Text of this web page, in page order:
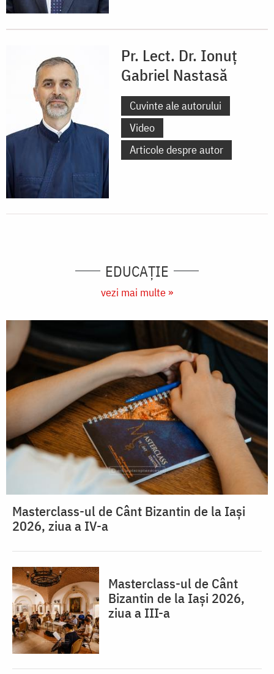
Pr. Lect. Dr. Ionuț
Gabriel Nastasă
Cuvinte ale autorului
Video
Articole despre autor
EDUCAŢIE
vezi mai multe »
Masterclass-ul de Cânt Bizantin de la Iași
2026, ziua a IV-a
Masterclass-ul de Cânt
Bizantin de la Iași 2026,
ziua a III-a